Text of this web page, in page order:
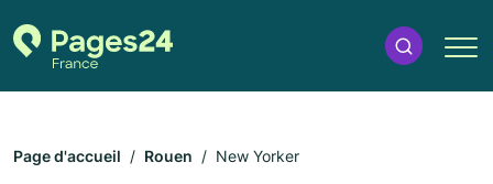
Page d'accueil Rouen New Yorker